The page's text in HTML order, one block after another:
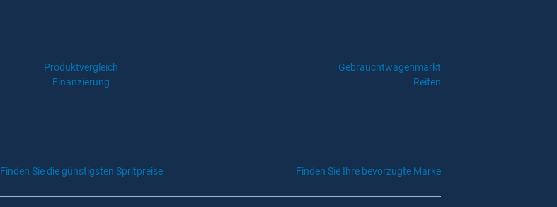
Produktvergleich
Gebrauchtwagenmarkt
Finanzierung
Reifen
Finden Sie die günstigsten Spritpreise Finden Sie Ihre bevorzugte Marke